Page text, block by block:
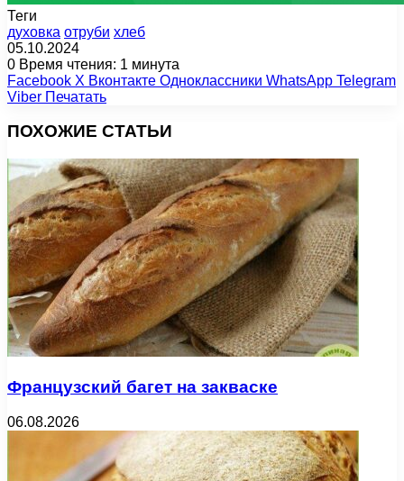
Теги
духовка отруби хлеб
05.10.2024
0 Время чтения: 1 минута
Facebook X Вконтакте Одноклассники WhatsApp Telegram
Viber Печатать
ПОХОЖИЕ СТАТЬИ
Французский багет на закваске
06.08.2026